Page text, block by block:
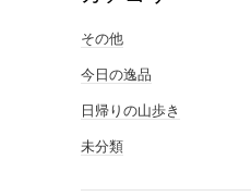
その他
今日の逸品
日帰りの山歩き
未分類